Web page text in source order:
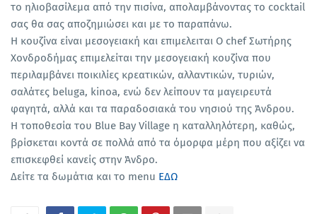
το ηλιοβασίλεμα από την πισίνα, απολαμβάνοντας το cocktail
σας θα σας αποζημιώσει και με το παραπάνω.
Η κουζίνα είναι μεσογειακή και επιμελειται Ο chef Σωτήρης
Χονδροδήμας επιμελείται την μεσογειακή κουζίνα που
περιλαμβάνει ποικιλίες κρεατικών, αλλαντικών, τυριών,
σαλάτες beluga, kinoa, ενώ δεν λείπουν τα μαγειρευτά
φαγητά, αλλά και τα παραδοσιακά του νησιού της Άνδρου.
Η τοποθεσία του Blue Bay Village η καταλληλότερη, καθώς,
βρίσκεται κοντά σε πολλά από τα όμορφα μέρη που αξίζει να
επισκεφθεί κανείς στην Άνδρο.
Δείτε τα δωμάτια και το menu ΕΔΩ